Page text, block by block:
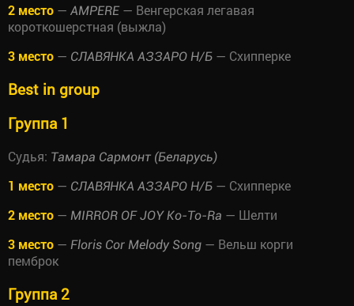
2 место — AMPERE — Венгерская легавая
короткошерстная (выжла)
3 место — СЛАВЯНКА АЗЗАРО Н/Б — Схипперке
Best in group
Группа 1
Судья: Тамара Сармонт (Беларусь)
1 место — СЛАВЯНКА АЗЗАРО Н/Б — Схипперке
2 место — MIRROR OF JOY Ko-To-Ra — Шелти
3 место — Floris Cor Melody Song — Вельш корги
пемброк
Группа 2